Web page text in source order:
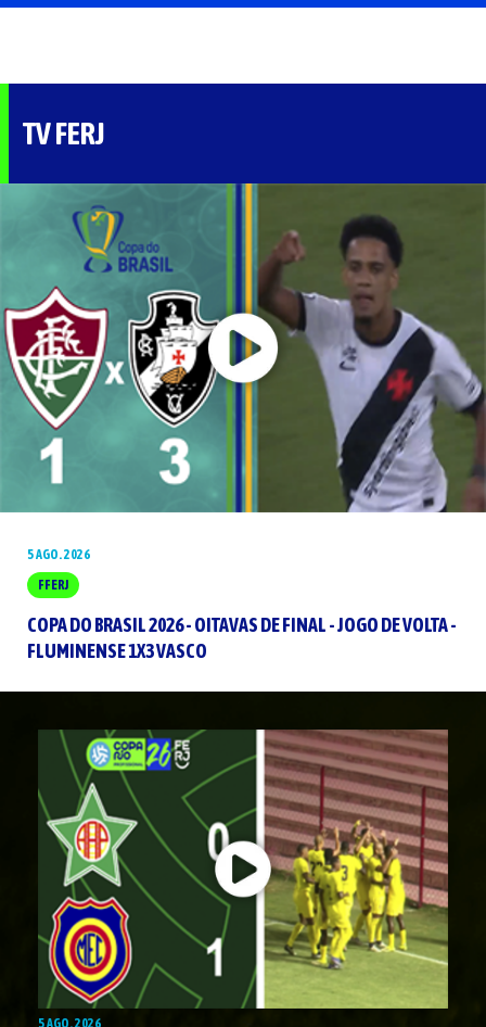
TV FERJ
5 AGO. 2026
FFERJ
COPA DO BRASIL 2026 - OITAVAS DE FINAL - JOGO DE VOLTA -
FLUMINENSE 1X3 VASCO
5 AGO. 2026